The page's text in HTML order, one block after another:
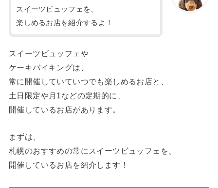
スイーツビュッフェを、
楽しめるお店を紹介するよ！
スイーツビュッフェや
ケーキバイキングは、
常に開催していていつでも楽しめるお店と、
土日限定や月1などの定期的に、
開催しているお店があります。
まずは、
札幌のおすすめの常にスイーツビュッフェを、
開催しているお店を紹介します！